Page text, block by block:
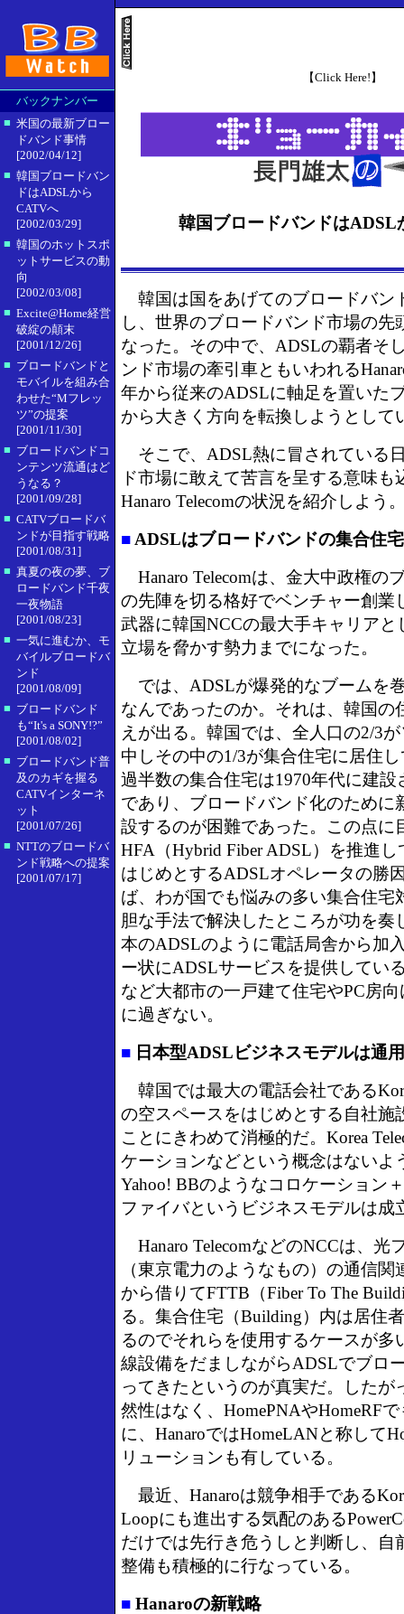
バックナンバー
■ 米国の最新ブロー
ドバンド事情
[2002/04/12]
■ 韓国ブロードバン
ドはADSLから
CATVへ
[2002/03/29]
■ 韓国のホットスポ
ットサービスの動
向
[2002/03/08]
■ Excite@Home経営
破綻の顛末
[2001/12/26]
■ ブロードバンドと
モバイルを組み合
わせた“Mフレッ
ツ”の提案
[2001/11/30]
■ ブロードバンドコ
ンテンツ流通はど
うなる？
[2001/09/28]
■ CATVブロードバ
ンドが目指す戦略
[2001/08/31]
■ 真夏の夜の夢、ブ
ロードバンド千夜
一夜物語
[2001/08/23]
■ 一気に進むか、モ
バイルブロードバ
ンド
[2001/08/09]
■ ブロードバンド
も“It's a SONY!?”
[2001/08/02]
■ ブロードバンド普
及のカギを握る
CATVインターネ
ット
[2001/07/26]
■ NTTのブロードバ
ンド戦略への提案
[2001/07/17]
【Click Here!】
韓国ブロードバンドはADSL
韓国は国をあげてのブロードバン
し、世界のブロードバンド市場の先
なった。その中で、ADSLの覇者そ
ンド市場の牽引車ともいわれる
年から従来のADSLに軸足を置いた
から大きく方向を転換しようとして
そこで、ADSL熱に冒されている
ド市場に敢えて苦言を呈する意味も
Hanaro Telecomの状況を紹介しよう
■ ADSLはブロードバンドの集合住
Hanaro Telecomは、金大中政権の
の先陣を切る格好でベンチャー創業
武器に韓国NCCの最大手キャリアと
立場を脅かす勢力までになった。
では、ADSLが爆発的なブームを
なんであったのか。それは、韓国の
えが出る。韓国では、全人口の2/3
中しその中の1/3が集合住宅に居住
過半数の集合住宅は1970年代に建
であり、ブロードバンド化のために
設するのが困難であった。この点に
HFA（Hybrid Fiber ADSL）を推進し
はじめとするADSLオペレータの勝
ば、わが国でも悩みの多い集合住宅
胆な手法で解決したところが功を奏
本のADSLのように電話局舎から加
ー状にADSLサービスを提供してい
など大都市の一戸建て住宅やPC房
に過ぎない。
■ 日本型ADSLビジネスモデルは通
韓国では最大の電話会社である
の空スペースをはじめとする自社施
ことにきわめて消極的だ。Korea
ケーションなどという概念はないよ
Yahoo! BBのようなコロケーション
ファイバというビジネスモデルは成
Hanaro TelecomなどのNCCは、光
（東京電力のようなもの）の通信関
から借りてFTTB（Fiber To The
る。集合住宅（Building）内は居住
るのでそれらを使用するケースが多
線設備をだましながらADSLでブロ
ってきたというのが真実だ。したが
然性はなく、HomePNAやHomeRF
に、HanaroではHomeLANと称して
リューションも有している。
最近、Hanaroは競争相手である
Loopにも進出する気配のある
だけでは先行き危うしと判断し、自
整備も積極的に行なっている。
■ Hanaroの新戦略